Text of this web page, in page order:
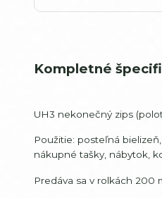
Kompletné
UH3 nekonečný zips
Použitie: posteľná
nákupné tašky, nábytok,
Predáva sa v rolkách 200